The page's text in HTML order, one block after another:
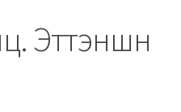
Эттэншн